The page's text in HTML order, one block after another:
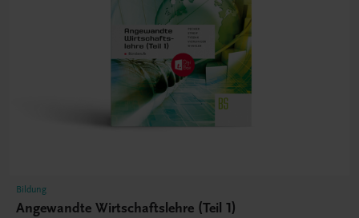
Bildung
Angewandte Wirtschaftslehre (Teil 1)